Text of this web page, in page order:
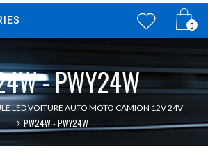
0
- PWY24W
LED VOITURE AUTO MOTO CAMION 12V 24V
PW24W - PWY24W